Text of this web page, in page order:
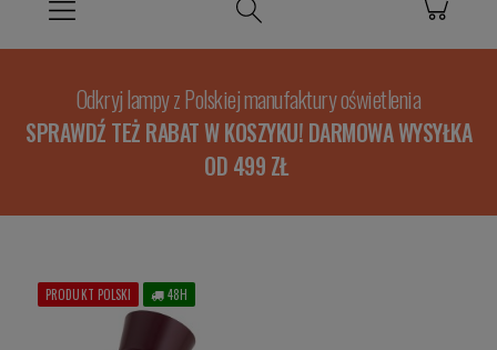
Odkryj lampy z Polskiej manufaktury oświetlenia
SPRAWDŹ TEŻ RABAT W KOSZYKU! DARMOWA WYSYŁKA
OD 499 ZŁ
PRODUKT POLSKI 48H